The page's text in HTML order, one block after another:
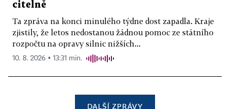
citelně
Ta zpráva na konci minulého týdne dost zapadla. Kraje
zjistily, že letos nedostanou žádnou pomoc ze státního
rozpočtu na opravy silnic nižších...
10. 8. 2026 ▪ 13:31 min.
DALŠÍ ZPRÁVY